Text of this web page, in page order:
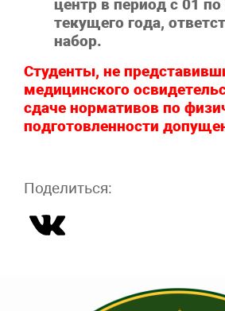
центр в период с 01
текущего года,
набор.
Студенты, не
медицинского
сдаче нормативов по
подготовленности
Поделиться: